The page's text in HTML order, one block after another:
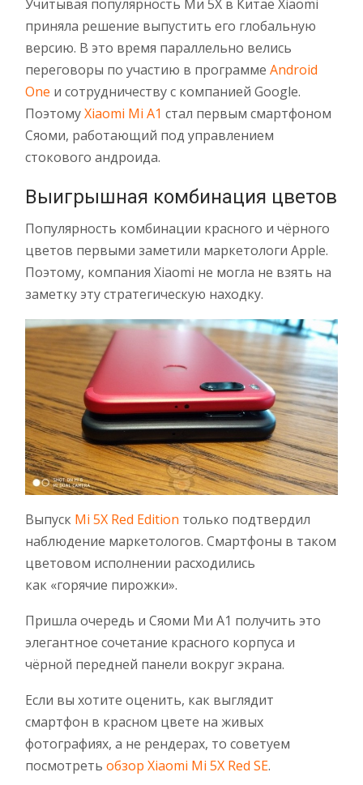
Учитывая популярность Ми 5Х в Китае Xiaomi
приняла решение выпустить его глобальную
версию. В это время параллельно велись
переговоры по участию в программе Android
One и сотрудничеству с компанией Google.
ПоэтомуXiaomi Mi A1 стал первым смартфоном
Сяоми, работающий под управлением
стокового андроида.
Выигрышная комбинация цветов
Популярность комбинации красного и чёрного
цветов первыми заметили маркетологи Apple.
Поэтому, компания Xiaomi не могла не взять на
заметку эту стратегическую находку.
Выпуск Mi 5X Red Edition только подтвердил
наблюдение маркетологов. Смартфоны в таком
цветовом исполнении расходились
как «горячие пирожки».
Пришла очередь и Сяоми Ми А1 получить это
элегантное сочетание красного корпуса и
чёрной передней панели вокруг экрана.
Если вы хотите оценить, как выглядит
смартфон в красном цвете на живых
фотографиях, а не рендерах, то советуем
посмотреть обзор Xiaomi Mi 5X Red SE.